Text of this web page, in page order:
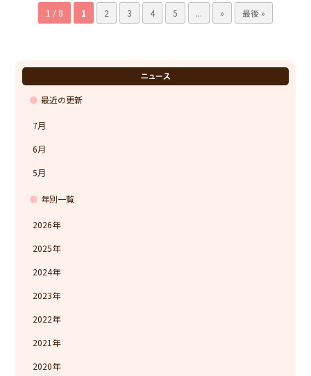
1 / 8 1 2 3 4 5 ... » 最後 »
ニュース
最近の更新
7月
6月
5月
年別一覧
2026
2025
2024
2023
2022
2021
2020